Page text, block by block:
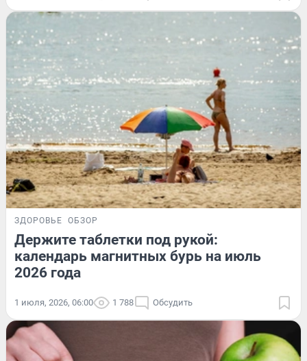
ЗДОРОВЬЕ ОБЗОР
Держите таблетки под рукой:
календарь магнитных бурь на июль
2026 года
1 июля, 2026, 06:00 1 788 Обсудить